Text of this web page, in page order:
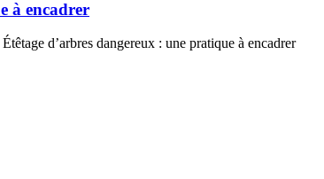
à encadrer
d’arbres dangereux : une pratique à encadrer